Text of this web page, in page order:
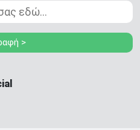
>